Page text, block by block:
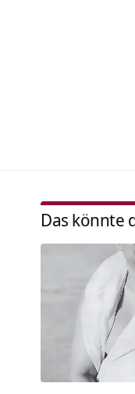
Das könnte